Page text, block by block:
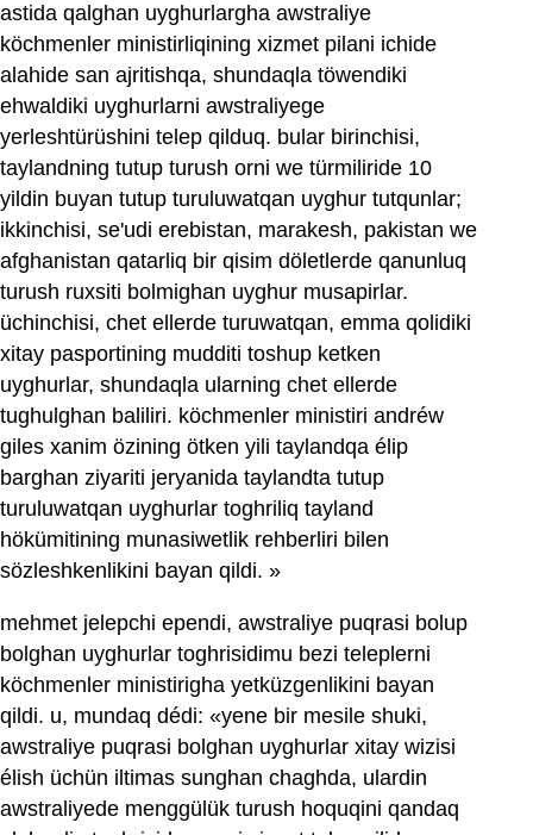
astida qalghan uyghurlargha awstraliye
köchmenler ministirliqining xizmet pilani ichide
alahide san ajritishqa, shundaqla töwendiki
ehwaldiki uyghurlarni awstraliyege
yerleshtürüshini telep qilduq. bular birinchisi,
taylandning tutup turush orni we türmiliride 10
yildin buyan tutup turuluwatqan uyghur tutqunlar;
ikkinchisi, se'udi erebistan, marakesh, pakistan we
afghanistan qatarliq bir qisim döletlerde qanunluq
turush ruxsiti bolmighan uyghur musapirlar.
üchinchisi, chet ellerde turuwatqan, emma qolidiki
xitay pasportining mudditi toshup ketken
uyghurlar, shundaqla ularning chet ellerde
tughulghan baliliri. köchmenler ministiri andréw
giles xanim özining ötken yili taylandqa élip
barghan ziyariti jeryanida taylandta tutup
turuluwatqan uyghurlar toghriliq tayland
hökümitining munasiwetlik rehberliri bilen
sözleshkenlikini bayan qildi. »
mehmet jelepchi ependi, awstraliye puqrasi bolup
bolghan uyghurlar toghrisidimu bezi teleplerni
köchmenler ministirigha yetküzgenlikini bayan
qildi. u, mundaq dédi: «yene bir mesile shuki,
awstraliye puqrasi bolghan uyghurlar xitay wizisi
élish üchün iltimas sunghan chaghda, ulardin
awstraliyede menggülük turush hoquqini qandaq